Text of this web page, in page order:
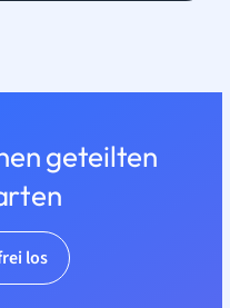
geteilten
los